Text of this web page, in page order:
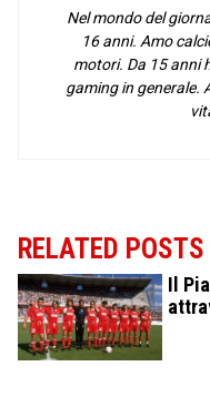
Nel mondo del
16 anni. Amo
motori. Da 15 anni
gaming in generale.
RELATED POSTS
Il